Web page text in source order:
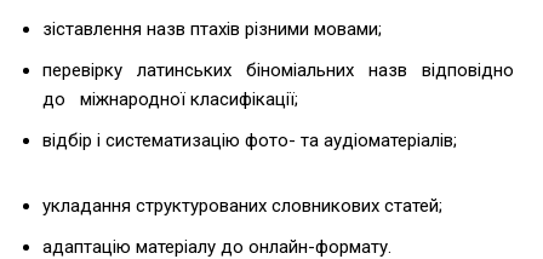
зіставлення назв птахів різними мовами;
перевірку латинських біноміальних назв відповідно
до міжнародної класифікації;
відбір і систематизацію фото- та аудіоматеріалів;
укладання структурованих словникових статей;
адаптацію матеріалу до онлайн-формату.